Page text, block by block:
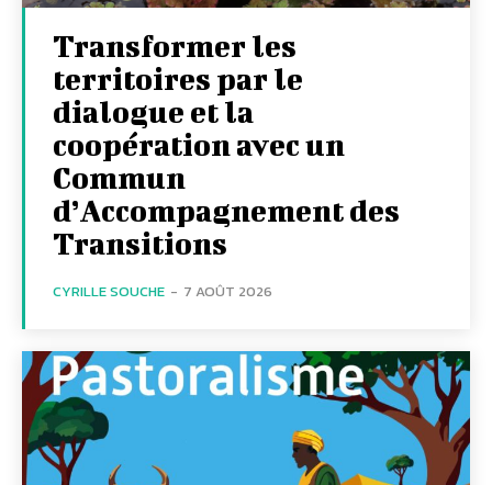
Transformer les
territoires par le
dialogue et la
coopération avec un
Commun
d’Accompagnement des
Transitions
CYRILLE SOUCHE - 7 AOÛT 2026